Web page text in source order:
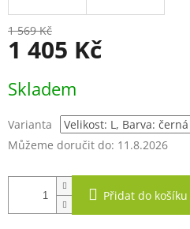
1 569 Kč
1 405 Kč
cena:
Skladem
Varianta
Můžeme doručit do: 11.8.2026
Přidat do košíku